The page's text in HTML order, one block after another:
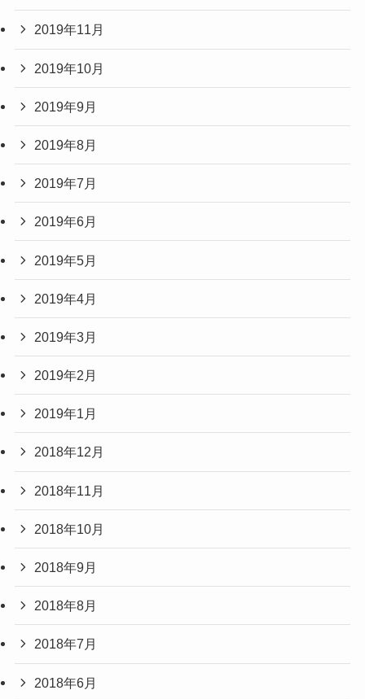
2019年11月
2019年10月
2019年9月
2019年8月
2019年7月
2019年6月
2019年5月
2019年4月
2019年3月
2019年2月
2019年1月
2018年12月
2018年11月
2018年10月
2018年9月
2018年8月
2018年7月
2018年6月